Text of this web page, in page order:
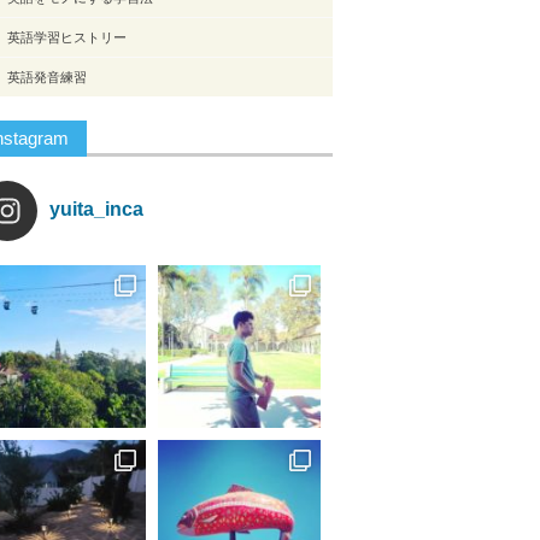
英語学習ヒストリー
英語発音練習
yuita_inca